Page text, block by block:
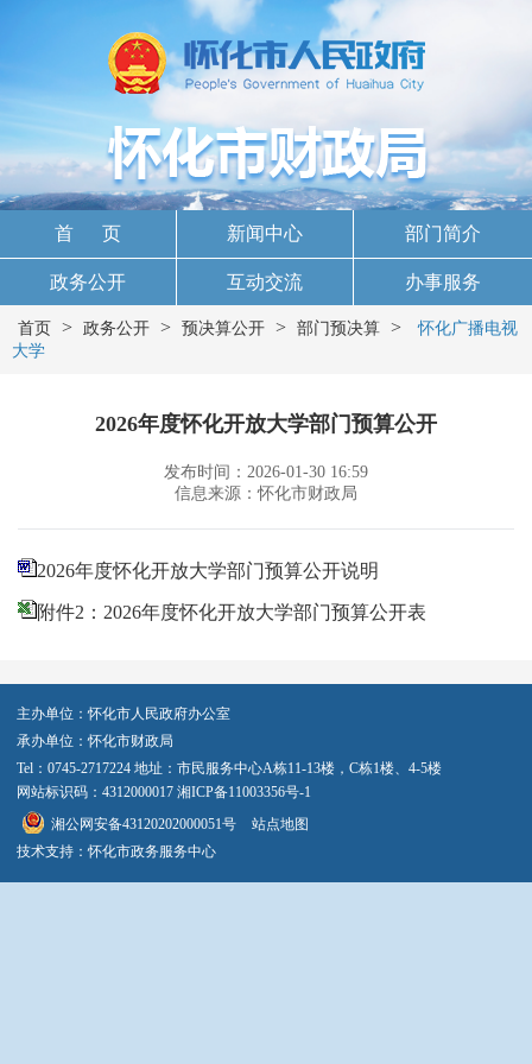
首 页 新闻中心 部门简介
政务公开 互动交流 办事服务
首页 > 政务公开 > 预决算公开 > 部门预决算 >
怀化广播电视
大学
2026年度怀化开放大学部门预算公开
发布时间：2026-01-30 16:59
信息来源：怀化市财政局
2026年度怀化开放大学部门预算公开说明
附件2：2026年度怀化开放大学部门预算公开表
主办单位：怀化市人民政府办公室
承办单位：怀化市财政局
Tel：0745-2717224 地址：市民服务中心A栋11-13楼，C栋1楼、4-5楼
网站标识码：4312000017 湘ICP备11003356号-1
湘公网安备43120202000051号
站点地图
技术支持：怀化市政务服务中心